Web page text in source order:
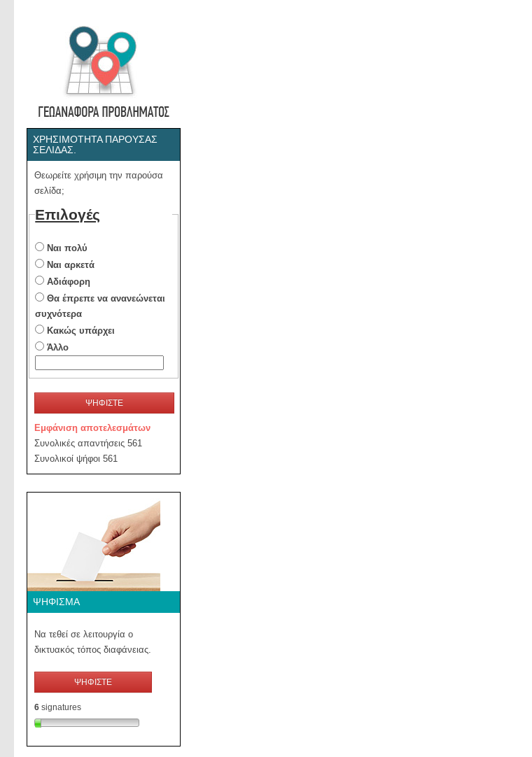
ΧΡΗΣΙΜΌΤΗΤΑ ΠΑΡΟΎΣΑΣ
ΣΕΛΊΔΑΣ.
Θεωρείτε χρήσιμη την παρούσα
σελίδα;
Επιλογές
Ναι πολύ
Ναι αρκετά
Αδιάφορη
Θα έπρεπε να ανανεώνεται
συχνότερα
Κακώς υπάρχει
Άλλο
ΨΗΦΙΣΤΕ
Εμφάνιση αποτελεσμάτων
Συνολικές απαντήσεις 561
Συνολικοί ψήφοι 561
ΨΉΦΙΣΜΑ
Να τεθεί σε λειτουργία ο
δικτυακός τόπος διαφάνειας.
ΨΗΦΙΣΤΕ
6 signatures